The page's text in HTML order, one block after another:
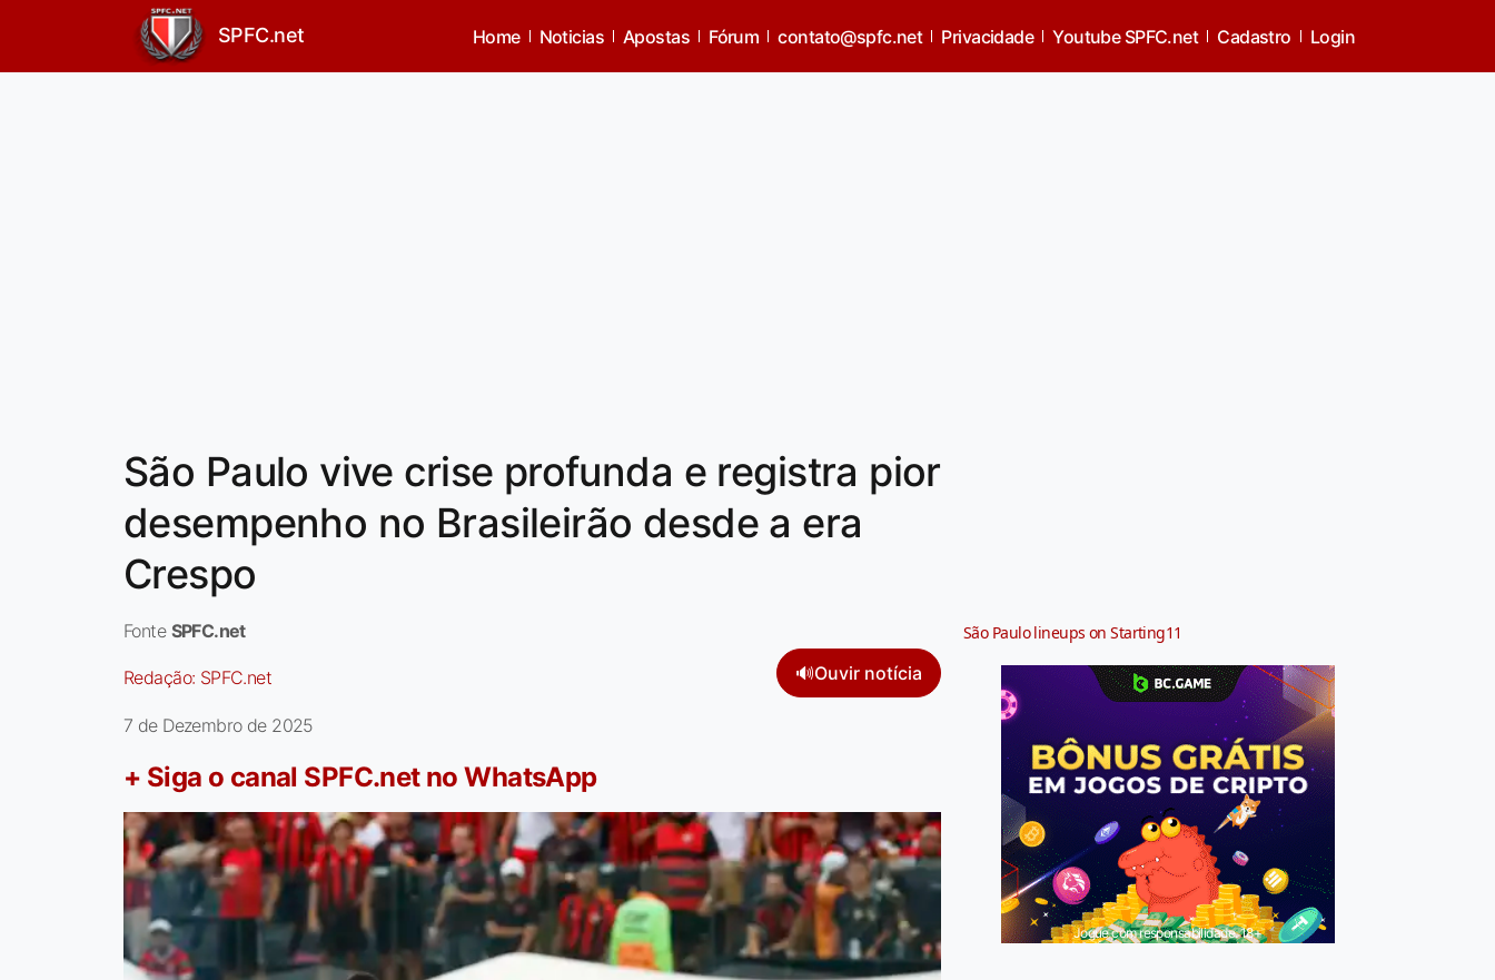
SPFC.net Home Noticias Apostas Fórum contato@spfc.net Privacidade Youtube SPFC.net Cadastro Login
São Paulo vive crise profunda e registra pior
desempenho no Brasileirão desde a era
Crespo
Fonte SPFC.net
Redação: SPFC.net 🔊Ouvir notícia
7 de Dezembro de 2025
+ Siga o canal SPFC.net no WhatsApp
São Paulo lineups on Starting11
Jogue com responsabilidade. 18+